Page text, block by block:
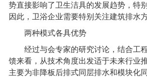
势直接影响了卫生洁具的发展趋势，特
因此，卫浴企业需要特别关注建筑排水
两种模式各具优势
经过与会专家的研究讨论，结合工程
馈来看，从技术角度出发适于未来行业
主要为非降板后排式同层排水和模块化